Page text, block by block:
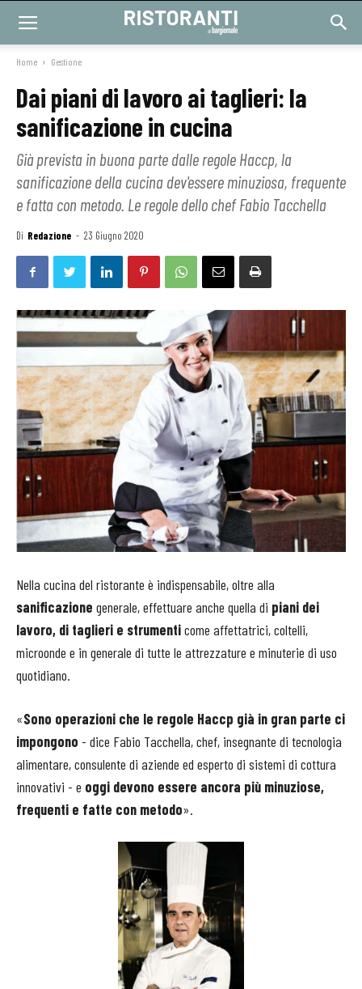
Home Gestione
Dai piani di lavoro ai taglieri: la
sanificazione in cucina
Già prevista in buona parte dalle regole Haccp, la
sanificazione della cucina dev'essere minuziosa, frequente
e fatta con metodo. Le regole dello chef Fabio Tacchella
Di Redazione - 23 Giugno 2020
Nella cucina del ristorante è indispensabile, oltre alla
sanificazione generale, effettuare anche quella di piani dei
lavoro, di taglieri e strumenticome affettatrici, coltelli,
microonde e in generale di tutte le attrezzature e minuterie di uso
quotidiano.
«Sono operazioni che le regole Haccp già in gran parte ci
impongono - dice Fabio Tacchella, chef, insegnante di tecnologia
alimentare, consulente di aziende ed esperto di sistemi di cottura
innovativi - e oggi devono essere ancora più minuziose,
frequenti e fatte con metodo».